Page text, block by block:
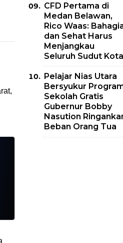
CFD Pertama di
Medan Belawan,
Rico Waas:
dan Sehat Harus
Menjangkau
Seluruh Sudut
Pelajar Nias Utara
Bersyukur
Sekolah Gratis
Gubernur Bobby
Nasution
Beban Orang Tua